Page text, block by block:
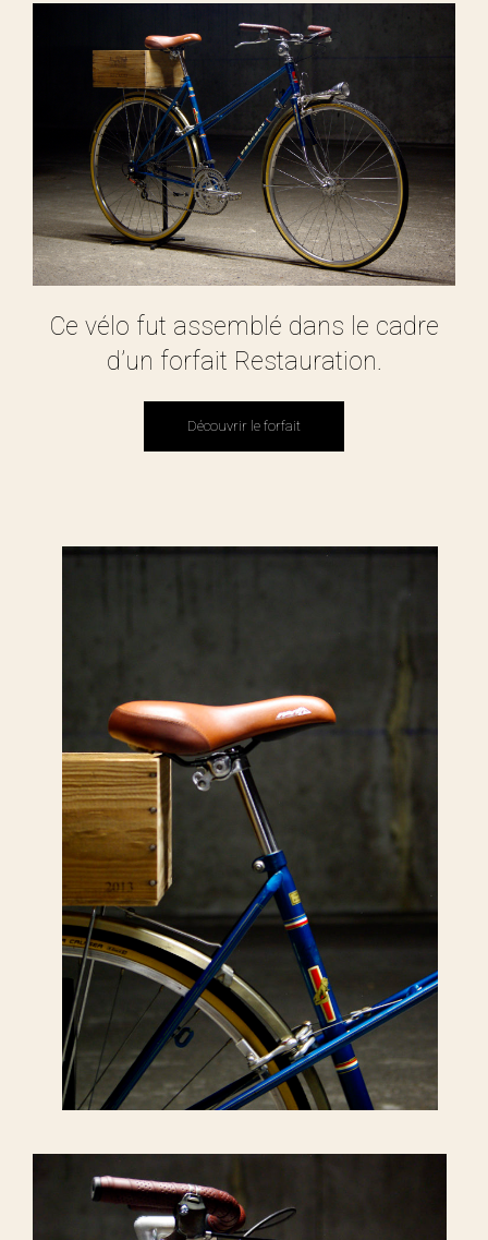
Ce vélo fut assemblé dans le cadre
d’un forfait Restauration.
Découvrir le forfait
Découvrir le forfait